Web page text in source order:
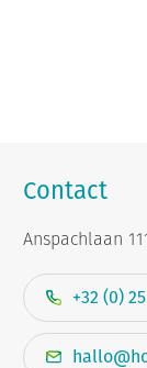
Contact
Anspachlaan
+32 (0)